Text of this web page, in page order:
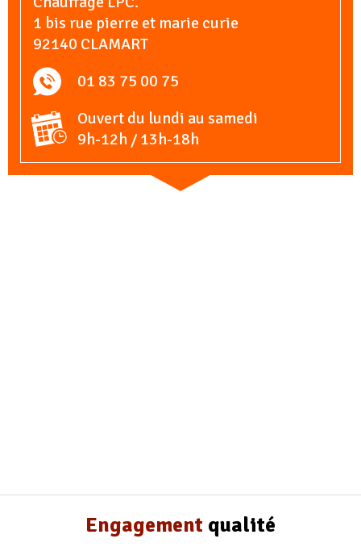
1 bis rue pierre et marie curie
92140 CLAMART
01 83 75 00 75
Ouvert du lundi au samedi
9h-12h / 13h-18h
Engagement qualité